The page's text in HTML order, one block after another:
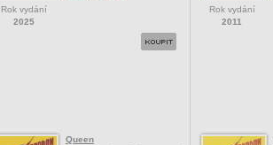
Rok vydání
2025
Rok vydání
2011
Queen